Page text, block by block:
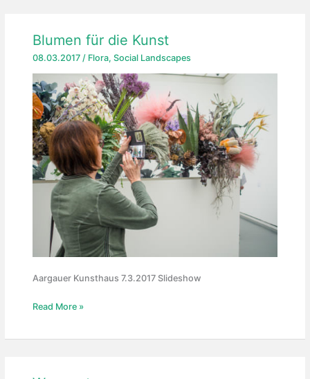
Blumen für die Kunst
08.03.2017 / Flora, Social Landscapes
Aargauer Kunsthaus 7.3.2017 Slideshow
Blumen
Read More »